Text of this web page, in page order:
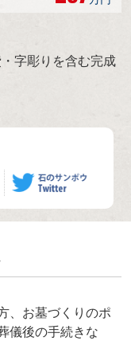
字彫りを含む完成
、お墓づくりのポ
儀後の手続きな